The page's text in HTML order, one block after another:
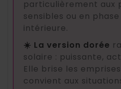
particulièrement aux
sensibles ou en
intérieure.
☀️ La version dorée
solaire : puissante,
Elle brise les
convient aux